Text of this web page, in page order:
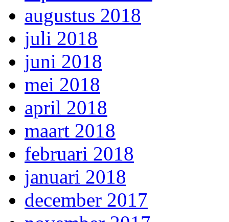
augustus 2018
juli 2018
juni 2018
mei 2018
april 2018
maart 2018
februari 2018
januari 2018
december 2017